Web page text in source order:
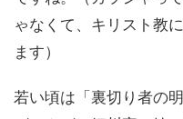
ゃなくて、キリスト教
ます）
若い頃は「裏切り者の